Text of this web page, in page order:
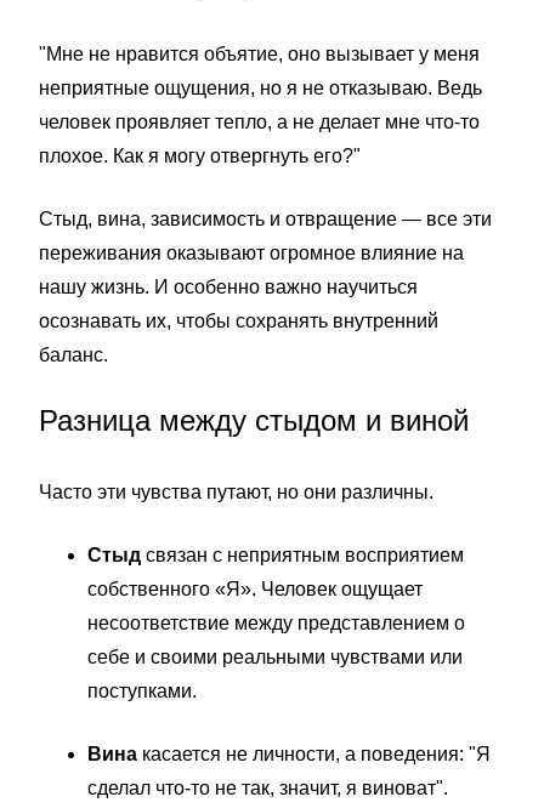
"Мне не нравится объятие, оно вызывает у меня
неприятные ощущения, но я не отказываю. Ведь
человек проявляет тепло, а не делает мне что-то
плохое. Как я могу отвергнуть его?"
Стыд, вина, зависимость и отвращение — все эти
переживания оказывают огромное влияние на
нашу жизнь. И особенно важно научиться
осознавать их, чтобы сохранять внутренний
баланс.
Разница между стыдом и виной
Часто эти чувства путают, но они различны.
Стыд связан с неприятным восприятием
собственного «Я». Человек ощущает
несоответствие между представлением о
себе и своими реальными чувствами или
поступками.
Вина касается не личности, а поведения: "Я
сделал что-то не так, значит, я виноват".